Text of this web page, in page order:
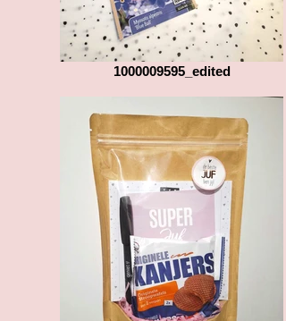
1000009595_edited